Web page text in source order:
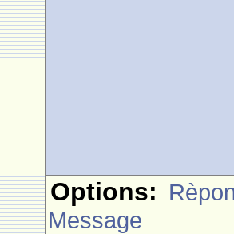
Options:
Message